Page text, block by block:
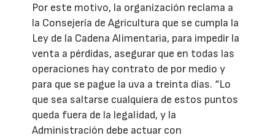
Por este motivo, la organización reclama a
la Consejería de Agricultura que se cumpla la
Ley de la Cadena Alimentaria, para impedir la
venta a pérdidas, asegurar que en todas las
operaciones hay contrato de por medio y
para que se pague la uva a treinta días. “Lo
que sea saltarse cualquiera de estos puntos
queda fuera de la legalidad, y la
Administración debe actuar con